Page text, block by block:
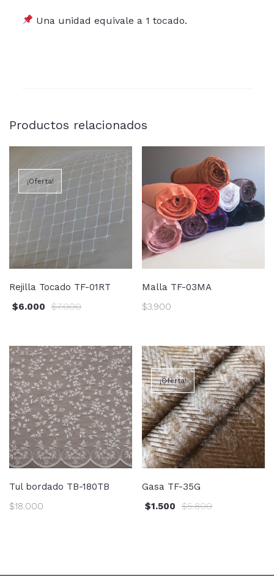
Una unidad equivale a 1 tocado.
Productos relacionados
¡Oferta!
Rejilla Tocado TF-01RT
$7.000
$6.000
Malla TF-03MA
$3.900
Tul bordado TB-180TB
$18.000
¡Oferta!
Gasa TF-35G
$5.800
$1.500